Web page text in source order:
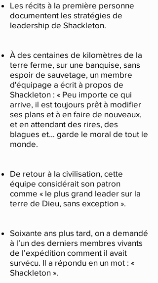
Les récits à la première personne
documentent les stratégies de
leadership de Shackleton.
À des centaines de kilomètres de la
terre ferme, sur une banquise, sans
espoir de sauvetage, un membre
d'équipage a écrit à propos de
Shackleton : « Peu importe ce qui
arrive, il est toujours prêt à modifier
ses plans et à en faire de nouveaux,
et en attendant des rires, des
blagues et… garde le moral de tout le
monde.
De retour à la civilisation, cette
équipe considérait son patron
comme « le plus grand leader sur la
terre de Dieu, sans exception ».
Soixante ans plus tard, on a demandé
à l’un des derniers membres vivants
de l’expédition comment il avait
survécu. Il a répondu en un mot : «
Shackleton ».